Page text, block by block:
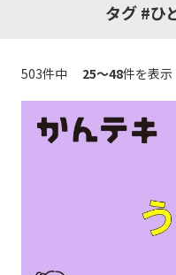
タグ #ひ
503件中 25～48件を表示